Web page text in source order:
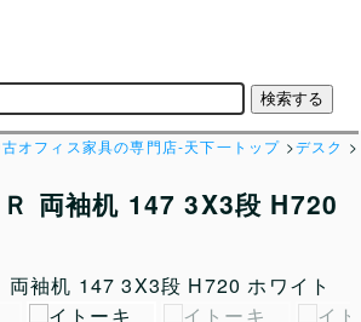
オフィス家具の専門店-天下一トップ >デスク >
両袖机 147 3X3段 H720